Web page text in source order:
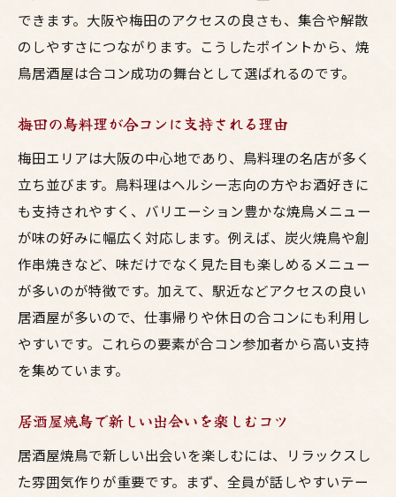
できます。大阪や梅田のアクセスの良さも、集合や解散
のしやすさにつながります。こうしたポイントから、焼
鳥居酒屋は合コン成功の舞台として選ばれるのです。
梅田の鳥料理が合コンに支持される理由
梅田エリアは大阪の中心地であり、鳥料理の名店が多く
立ち並びます。鳥料理はヘルシー志向の方やお酒好きに
も支持されやすく、バリエーション豊かな焼鳥メニュー
が味の好みに幅広く対応します。例えば、炭火焼鳥や創
作串焼きなど、味だけでなく見た目も楽しめるメニュー
が多いのが特徴です。加えて、駅近などアクセスの良い
居酒屋が多いので、仕事帰りや休日の合コンにも利用し
やすいです。これらの要素が合コン参加者から高い支持
を集めています。
居酒屋焼鳥で新しい出会いを楽しむコツ
居酒屋焼鳥で新しい出会いを楽しむには、リラックスし
た雰囲気作りが重要です。まず、全員が話しやすいテー